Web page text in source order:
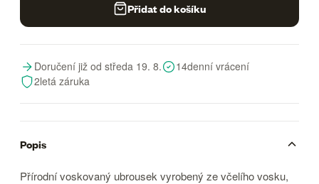
Přidat do košíku
Doručení již od středa 19. 8.
14denní vrácení
2letá záruka
Popis
Přírodní voskovaný ubrousek vyrobený ze včelího vosku,